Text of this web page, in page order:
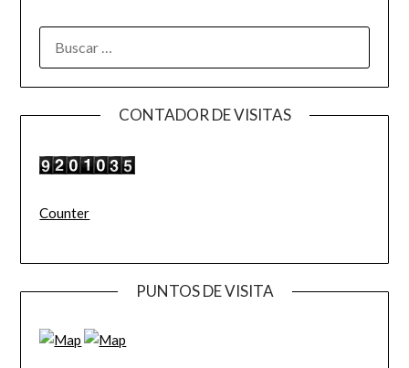
CONTADOR DE VISITAS
Counter
PUNTOS DE VISITA